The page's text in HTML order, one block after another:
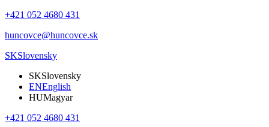
+421 052 4680 431
huncovce@huncovce.sk
SKSlovensky
SKSlovensky
ENEnglish
HUMagyar
+421 052 4680 431